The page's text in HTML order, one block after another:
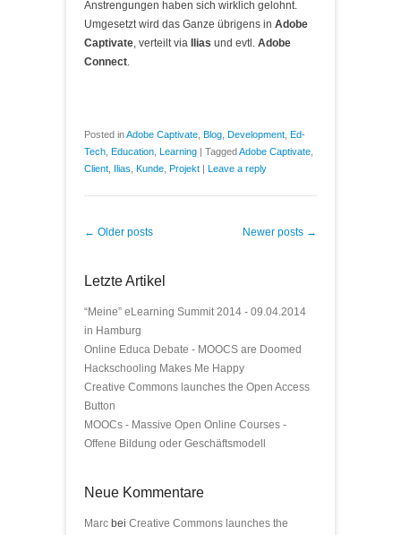
Anstrengungen haben sich wirklich gelohnt.
Umgesetzt wird das Ganze übrigens in Adobe
Captivate, verteilt via Ilias und evtl. Adobe
Connect.
Posted inAdobe Captivate Blog Development Ed-
Tech Education Learning | TaggedAdobe Captivate
Client Ilias Kunde Projekt | Leave a reply
Post navigation
← Older posts Newer posts →
Letzte Artikel
“Meine” eLearning Summit 2014 - 09.04.2014
in Hamburg
Online Educa Debate - MOOCS are Doomed
Hackschooling Makes Me Happy
Creative Commons launches the Open Access
Button
MOOCs - Massive Open Online Courses -
Offene Bildung oder Geschäftsmodell
Neue Kommentare
Marc bei Creative Commons launches the